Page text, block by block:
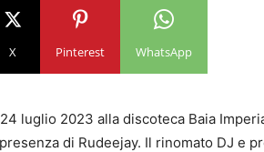
X Pinterest WhatsApp
luglio 2023 alla discoteca Baia
di Rudeejay. Il rinomato DJ e